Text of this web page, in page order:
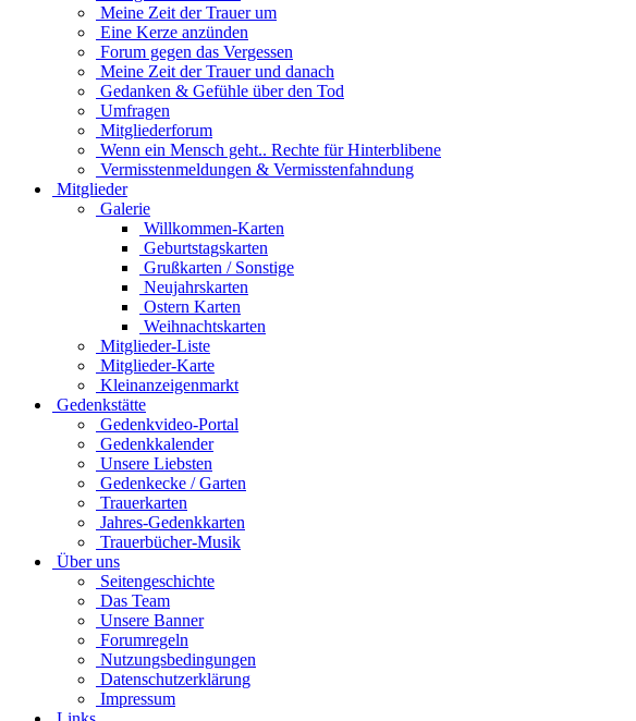
Meine Zeit der Trauer um
Eine Kerze anzünden
Forum gegen das Vergessen
Meine Zeit der Trauer und danach
Gedanken & Gefühle über den Tod
Umfragen
Mitgliederforum
Wenn ein Mensch geht.. Rechte für Hinterblibene
Vermisstenmeldungen & Vermisstenfahndung
Mitglieder
Galerie
Willkommen-Karten
Geburtstagskarten
Grußkarten / Sonstige
Neujahrskarten
Ostern Karten
Weihnachtskarten
Mitglieder-Liste
Mitglieder-Karte
Kleinanzeigenmarkt
Gedenkstätte
Gedenkvideo-Portal
Gedenkkalender
Unsere Liebsten
Gedenkecke / Garten
Trauerkarten
Jahres-Gedenkkarten
Trauerbücher-Musik
Über uns
Seitengeschichte
Das Team
Unsere Banner
Forumregeln
Nutzungsbedingungen
Datenschutzerklärung
Impressum